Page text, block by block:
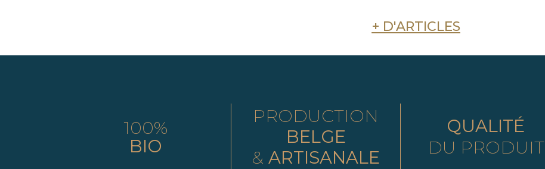
+ D'ARTICLES
100%
BIO
PRODUCTION
BELGE
& ARTISANALE
QUALITÉ
DU PRODUIT